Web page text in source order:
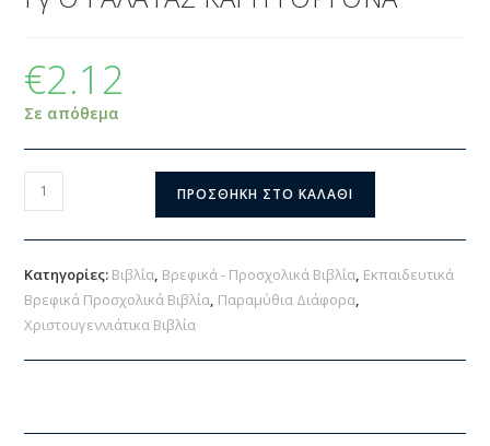
€2.12
Σε απόθεμα
ΠΡΟΣΘΉΚΗ ΣΤΟ ΚΑΛΆΘΙ
Κατηγορίες: Βιβλία, Βρεφικά - Προσχολικά Βιβλία, Εκπαιδευτικά
Βρεφικά Προσχολικά Βιβλία, Παραμύθια Διάφορα,
Χριστουγεννιάτικα Βιβλία